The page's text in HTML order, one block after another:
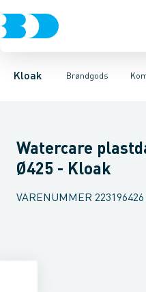
Kloak Brøndgods
Rør & fittingsBrønde
Kegler, dæksler & topringe
Runde karme & dæksler
Watercare
Ø425 - Kloak
VARENUMMER 223196426